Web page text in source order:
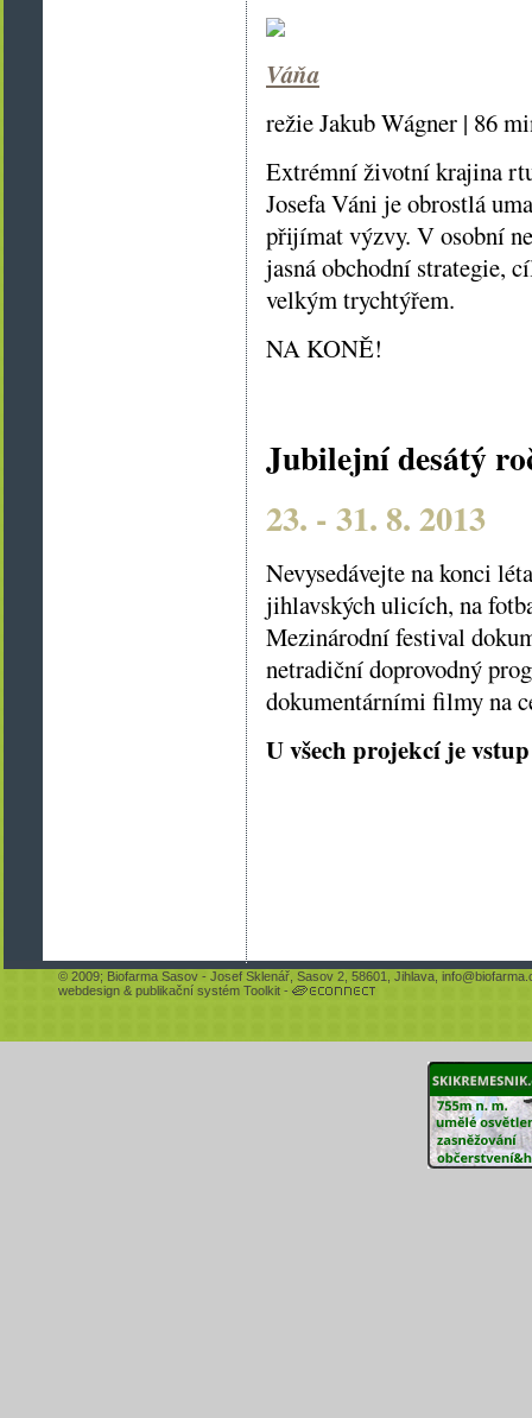
Váňa
režie Jakub Wágner | 86
Extrémní životní krajina
Josefa Váni je obrostlá
přijímat výzvy. V osobní
jasná obchodní strategie,
velkým trychtýřem.
NA KONĚ!
Jubilejní desátý
23. - 31. 8. 2013
Nevysedávejte na konci
jihlavských ulicích, na
Mezinárodní festival
netradiční doprovodný
dokumentárními filmy na
U všech projekcí je v
© 2009; Biofarma Sasov - Josef Sklenář, Sasov 2, 58601, Jihlava,
webdesign & publikační systém Toolkit -